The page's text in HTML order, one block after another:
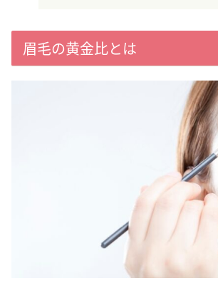
眉毛の黄金比とは